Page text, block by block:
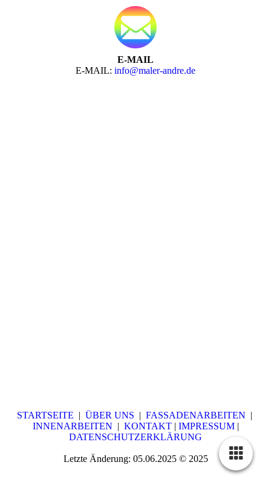
E-MAIL
E-MAIL: info@maler-andre.de
STARTSEITE | ÜBER UNS | FASSADENARBEITEN |
INNENARBEITEN | KONTAKT| IMPRESSUM|
DATENSCHUTZERKLÄRUNG
Letzte Änderung: 05.06.2025 © 2025